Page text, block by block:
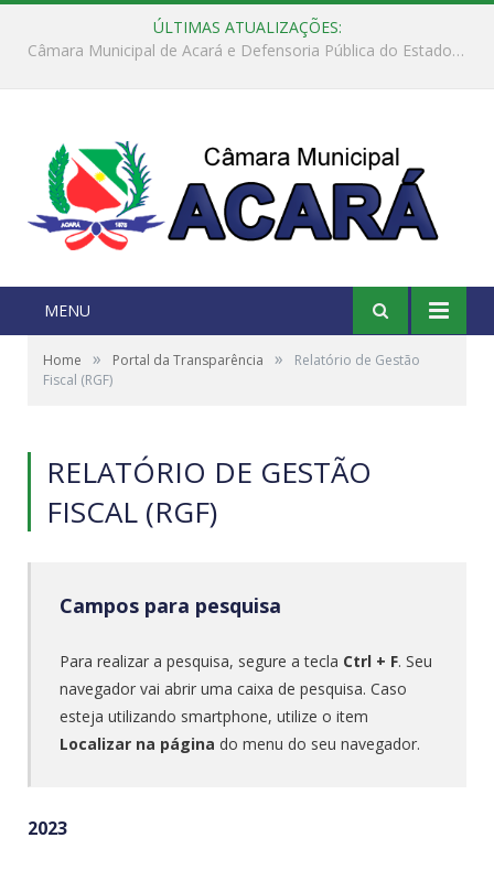
ÚLTIMAS ATUALIZAÇÕES:
Câmara Municipal de Acará e Defensoria Pública do Estado, promovem Ação Balcão de Direitos
MENU
Home » Portal da Transparência »
Relatório de Gestão
Fiscal (RGF)
RELATÓRIO DE GESTÃO
FISCAL (RGF)
Campos para pesquisa
Para realizar a pesquisa, segure a tecla Ctrl + F. Seu
navegador vai abrir uma caixa de pesquisa. Caso
esteja utilizando smartphone, utilize o item
Localizar na página do menu do seu navegador.
2023